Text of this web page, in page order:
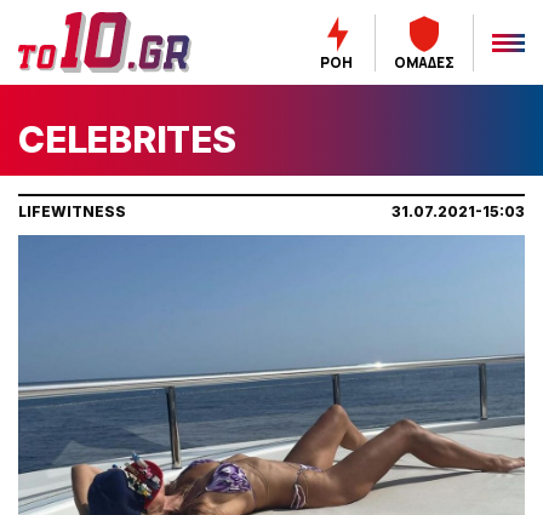
ΡΟΗ ΟΜΑΔΕΣ
CELEBRITES
LIFEWITNESS 31.07.2021-15:03